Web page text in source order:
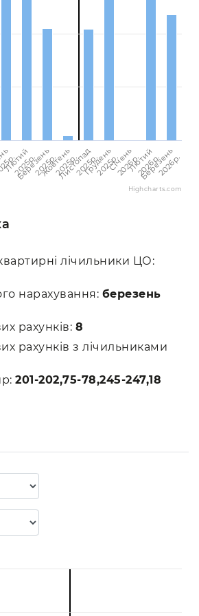
Лютий
2025p.
Березень
2025p.
Жовтень
2025p.
Листопад
2025p.
Грудень
2025p.Січень
2026p.Лютий
2026p.
Березень
2026p.
Highcharts.com
лічильники ЦО:
нарахування: березень
рахунків: 8
рахунків з лічильниками
201-202,75-78,245-247,18